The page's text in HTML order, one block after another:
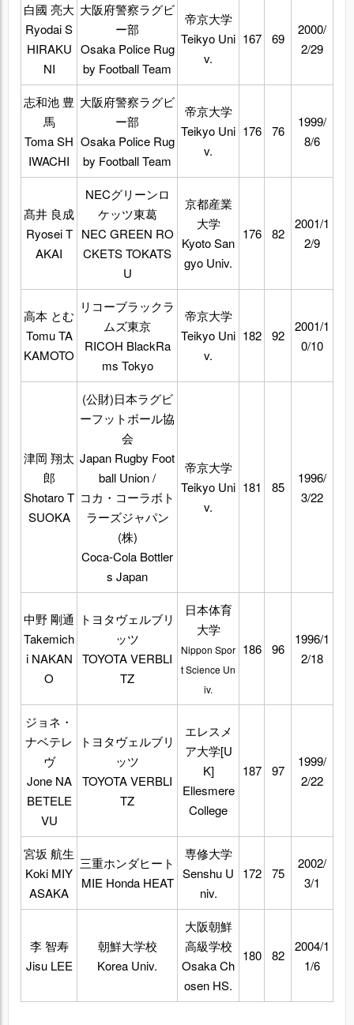
白國 亮大
Ryodai S
HIRAKU
NI
大阪府警察ラグビ
ー部
Osaka Police Rug
by Football Team
帝京大学
Teikyo Uni
v.
167 69
2000/
2/29
志和池 豊
馬
Toma SH
IWACHI
大阪府警察ラグビ
ー部
Osaka Police Rug
by Football Team
帝京大学
Teikyo Uni
v.
176 76
1999/
8/6
髙井 良成
Ryosei T
AKAI
NECグリーンロ
ケッツ東葛
NEC GREEN RO
CKETS TOKATS
U
京都産業
大学
Kyoto San
gyo Univ.
176 82
2001/1
2/9
高本 とむ
Tomu TA
KAMOTO
リコーブラックラ
ムズ東京
RICOH BlackRa
ms Tokyo
帝京大学
Teikyo Uni
v.
182 92
2001/1
0/10
津岡 翔太
郎
Shotaro T
SUOKA
(公財)日本ラグビ
ーフットボール協
会
Japan Rugby Foot
ball Union /
コカ・コーラボト
ラーズジャパン
(株)
Coca-Cola Bottler
s Japan
帝京大学
Teikyo Uni
v.
181 85
1996/
3/22
中野 剛通
Takemich
i NAKAN
O
トヨタヴェルブリ
ッツ
TOYOTA VERBLI
TZ
日本体育
大学
Nippon Spor
t Science Un
iv.
186 96
1996/1
2/18
ジョネ・
ナベテレ
ヴ
Jone NA
BETELE
VU
トヨタヴェルブリ
ッツ
TOYOTA VERBLI
TZ
エレスメ
ア大学[U
K]
Ellesmere
College
187 97
1999/
2/22
宮坂 航生
Koki MIY
ASAKA
三重ホンダヒート
MIE Honda HEAT
専修大学
Senshu U
niv.
172 75
2002/
3/1
李 智寿
Jisu LEE
朝鮮大学校
Korea Univ.
大阪朝鮮
高級学校
Osaka Ch
osen HS.
180 82
2004/1
1/6